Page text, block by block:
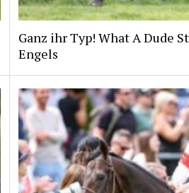
Ganz ihr Typ! What A Dude
Engels